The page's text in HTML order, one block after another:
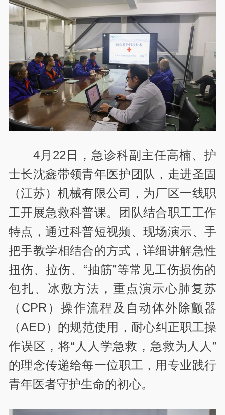
4月22日，急诊科副主任高楠、护
士长沈鑫带领青年医护团队，走进圣固
（江苏）机械有限公司，为厂区一线职
工开展急救科普课。团队结合职工工作
特点，通过科普短视频、现场演示、手
把手教学相结合的方式，详细讲解急性
扭伤、拉伤、“抽筋”等常见工伤损伤的
包扎、冰敷方法，重点演示心肺复苏
（CPR）操作流程及自动体外除颤器
（AED）的规范使用，耐心纠正职工操
作误区，将“人人学急救，急救为人人”
的理念传递给每一位职工，用专业践行
青年医者守护生命的初心。